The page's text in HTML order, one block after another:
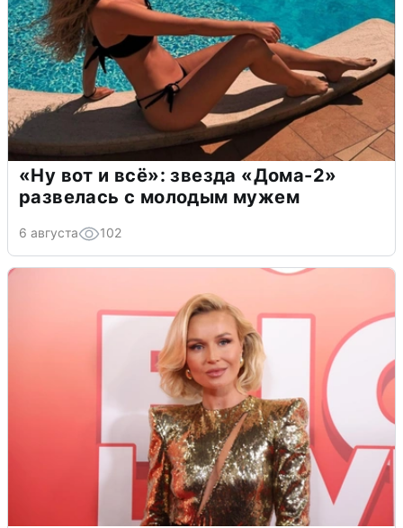
«Ну вот и всё»: звезда «Дома-2»
развелась с молодым мужем
6 августа 102